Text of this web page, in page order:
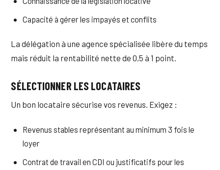
Capacité à gérer les impayés et conflits
La délégation à une agence spécialisée libère du temps
mais réduit la rentabilité nette de 0,5 à 1 point.
SÉLECTIONNER LES LOCATAIRES
Un bon locataire sécurise vos revenus. Exigez :
Revenus stables représentant au minimum 3 fois le
loyer
Contrat de travail en CDI ou justificatifs pour les